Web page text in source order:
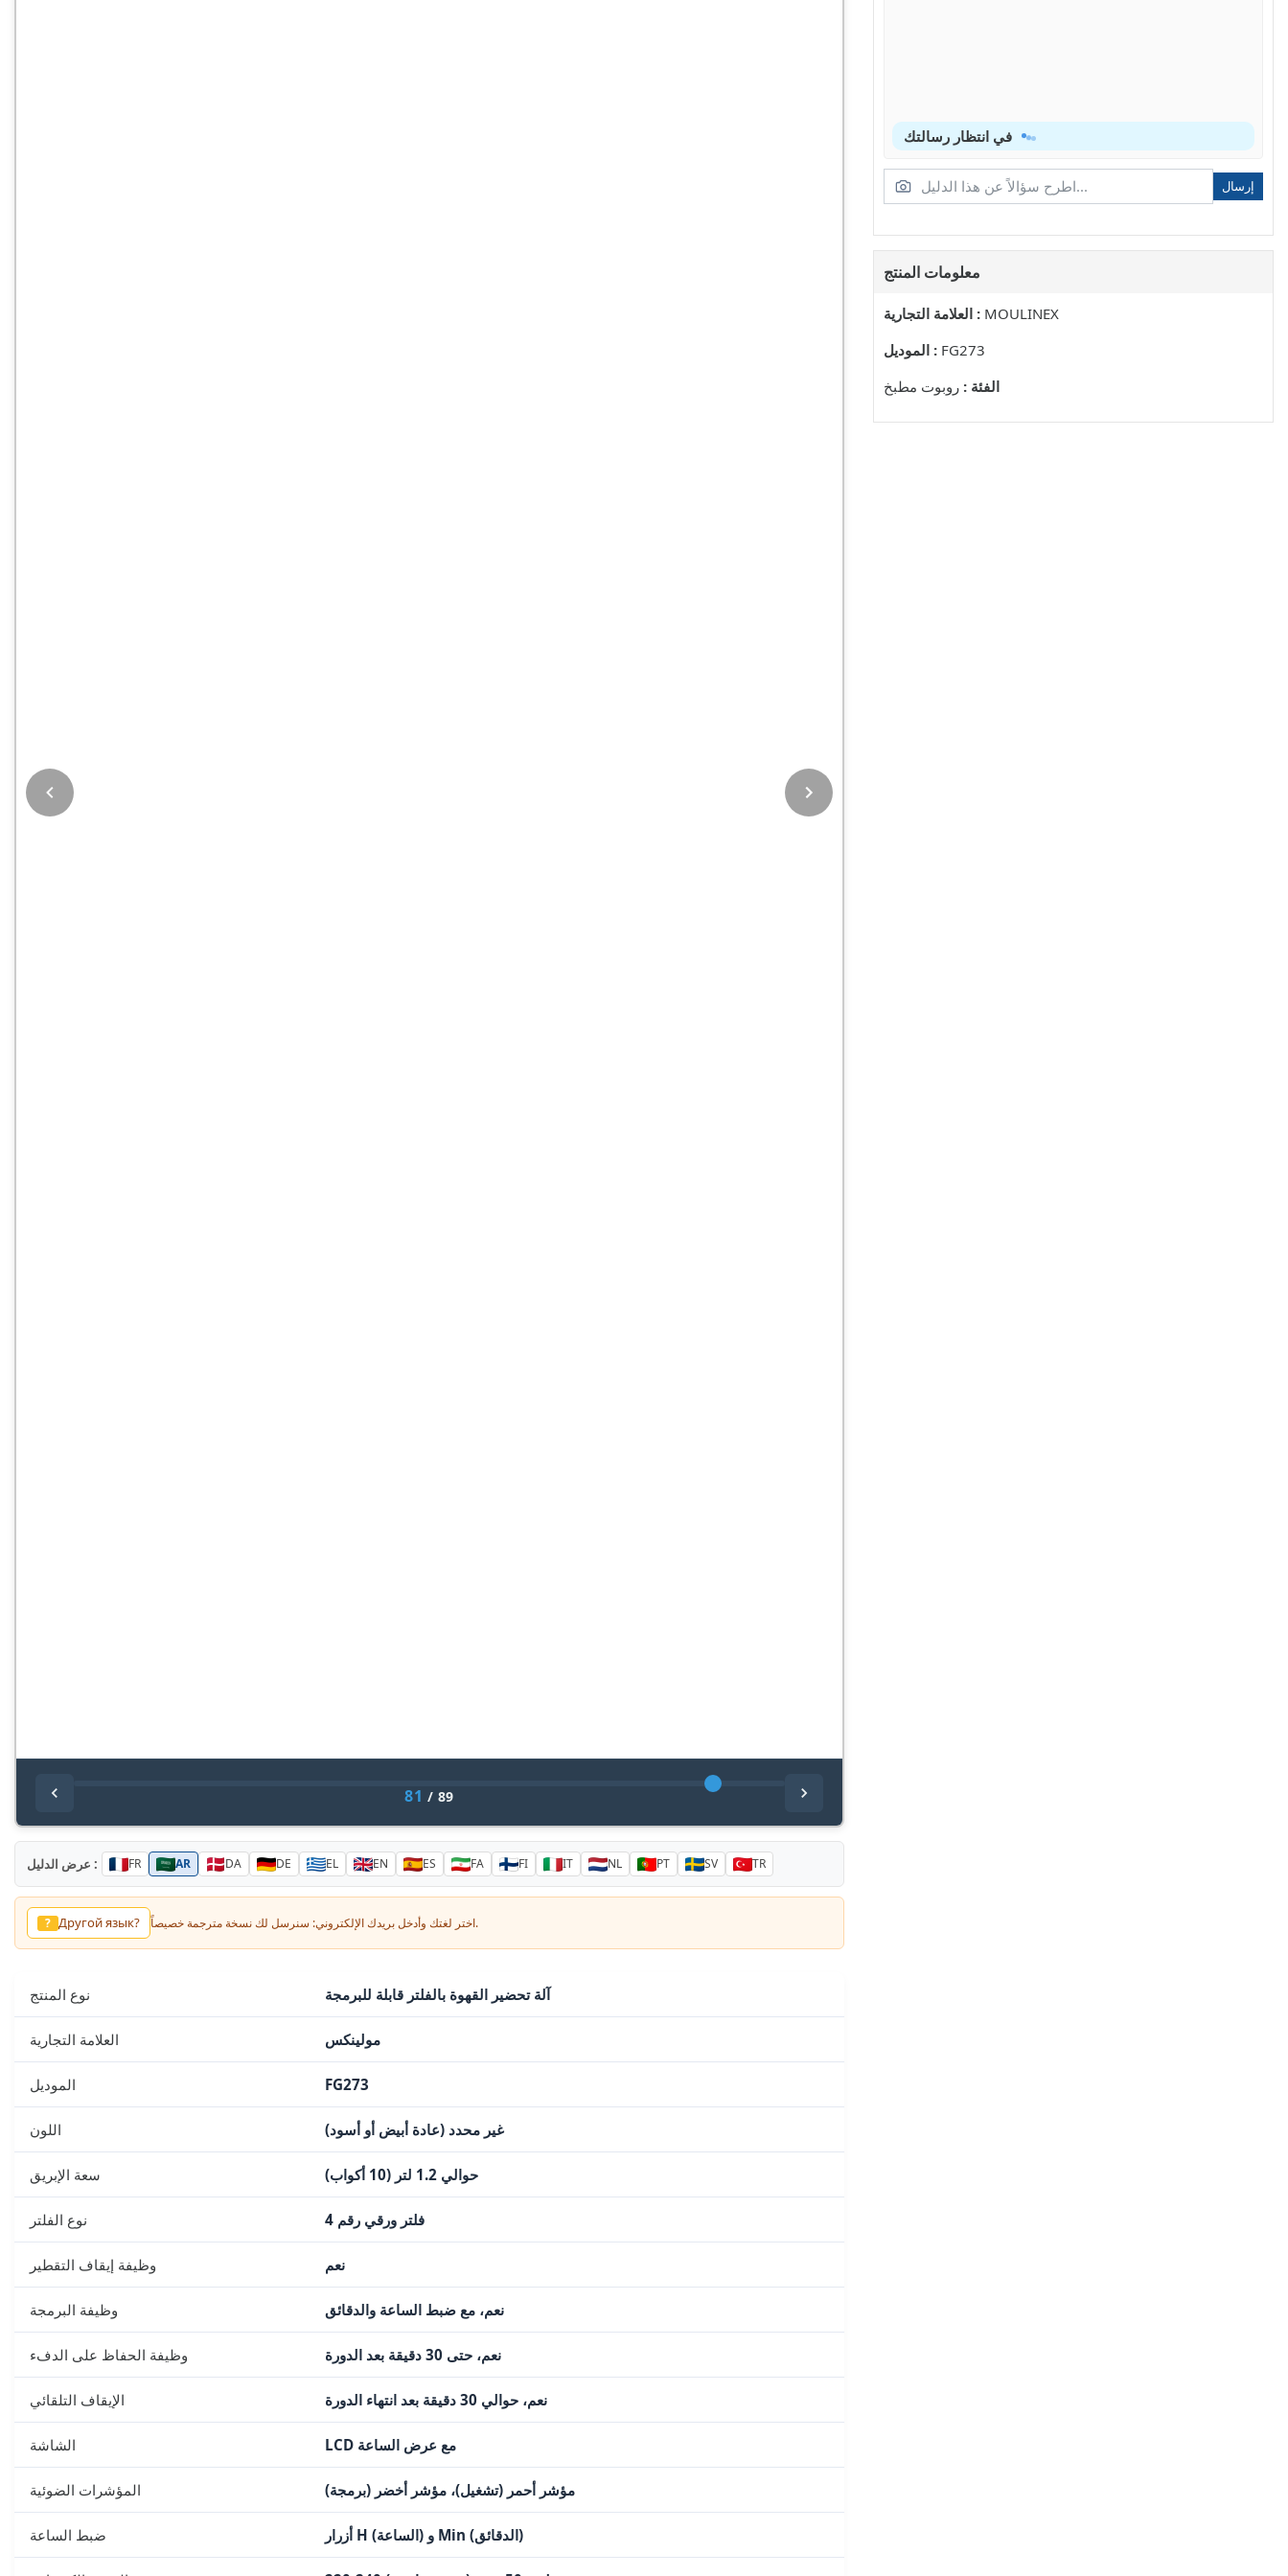
81 / 89
عرض الدليل : FR AR DA DE EL EN ES FA FI IT NL PT SV TR
? Другой язык? اختر لغتك وأدخل بريدك الإلكتروني: سنرسل لك نسخة مترجمة خصيصاً.
نوع المنتج آلة تحضير القهوة بالفلتر قابلة للبرمجة
العلامة التجارية مولينكس
الموديل FG273
اللون غير محدد (عادة أبيض أو أسود)
سعة الإبريق حوالي 1.2 لتر (10 أكواب)
نوع الفلتر فلتر ورقي رقم 4
وظيفة إيقاف التقطير نعم
وظيفة البرمجة نعم، مع ضبط الساعة والدقائق
وظيفة الحفاظ على الدفء نعم، حتى 30 دقيقة بعد الدورة
الإيقاف التلقائي نعم، حوالي 30 دقيقة بعد انتهاء الدورة
الشاشة LCD مع عرض الساعة
المؤشرات الضوئية مؤشر أحمر (تشغيل)، مؤشر أخضر (برمجة)
ضبط الساعة أزرار H (الساعة) و Min (الدقائق)
إرسال
معلومات المنتج
العلامة التجارية : MOULINEX
الموديل : FG273
الفئة : روبوت مطبخ